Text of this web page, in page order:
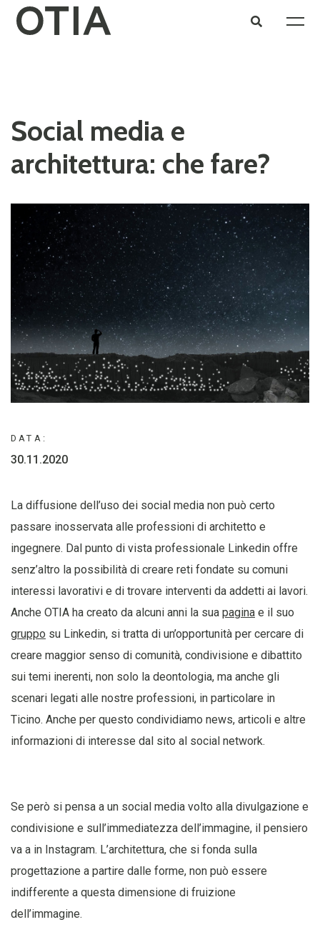
Social media e
architettura: che fare?
DATA:
30.11.2020
La diffusione dell’uso dei social media non può certo
passare inosservata alle professioni di architetto e
ingegnere. Dal punto di vista professionale Linkedin offre
senz’altro la possibilità di creare reti fondate su comuni
interessi lavorativi e di trovare interventi da addetti ai lavori.
Anche OTIA ha creato da alcuni anni la sua pagina e il suo
gruppo su Linkedin, si tratta di un’opportunità per cercare di
creare maggior senso di comunità, condivisione e dibattito
sui temi inerenti, non solo la deontologia, ma anche gli
scenari legati alle nostre professioni, in particolare in
Ticino. Anche per questo condividiamo news, articoli e altre
informazioni di interesse dal sito al social network.
Se però si pensa a un social media volto alla divulgazione e
condivisione e sull’immediatezza dell’immagine, il pensiero
va a in Instagram. L’architettura, che si fonda sulla
progettazione a partire dalle forme, non può essere
indifferente a questa dimensione di fruizione
dell’immagine.